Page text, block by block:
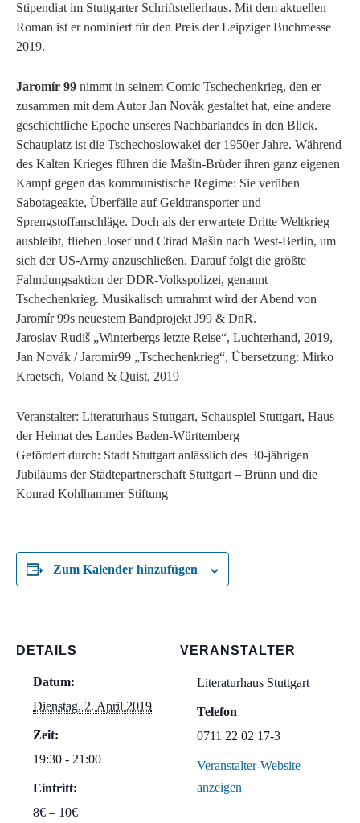
Stipendiat im Stuttgarter Schriftstellerhaus. Mit dem aktuellen
Roman ist er nominiert für den Preis der Leipziger Buchmesse
2019.
Jaromír 99 nimmt in seinem Comic Tschechenkrieg, den er
zusammen mit dem Autor Jan Novák gestaltet hat, eine andere
geschichtliche Epoche unseres Nachbarlandes in den Blick.
Schauplatz ist die Tschechoslowakei der 1950er Jahre. Während
des Kalten Krieges führen die Mašin-Brüder ihren ganz eigenen
Kampf gegen das kommunistische Regime: Sie verüben
Sabotageakte, Überfälle auf Geldtransporter und
Sprengstoffanschläge. Doch als der erwartete Dritte Weltkrieg
ausbleibt, fliehen Josef und Ctirad Mašin nach West-Berlin, um
sich der US-Army anzuschließen. Darauf folgt die größte
Fahndungsaktion der DDR-Volkspolizei, genannt
Tschechenkrieg. Musikalisch umrahmt wird der Abend von
Jaromír 99s neuestem Bandprojekt J99 & DnR.
Jaroslav Rudiš „Winterbergs letzte Reise“, Luchterhand, 2019,
Jan Novák / Jaromír99 „Tschechenkrieg“, Übersetzung: Mirko
Kraetsch, Voland & Quist, 2019
Veranstalter: Literaturhaus Stuttgart, Schauspiel Stuttgart, Haus
der Heimat des Landes Baden-Württemberg
Gefördert durch: Stadt Stuttgart anlässlich des 30-jährigen
Jubiläums der Städtepartnerschaft Stuttgart – Brünn und die
Konrad Kohlhammer Stiftung
Zum Kalender hinzufügen
DETAILS
Datum:
Dienstag, 2. April 2019
Zeit:
19:30 - 21:00
Eintritt:
8€ – 10€
VERANSTALTER
Literaturhaus Stuttgart
Telefon
0711 22 02 17-3
Veranstalter-Website
anzeigen